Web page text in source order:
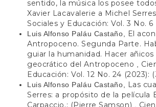
sentido, la música los posee
Xavier Lacavalerie a Michel Serres
Sociales y Educación: Vol. 3 No. 6
Luis Alfonso Paláu Castaño, El
Antropoceno. Segunda Parte.
guiar la humanidad. Hacer
geocrático del Antropoceno ,
Educación: Vol. 12 No. 24 (2023):
Luis Alfonso Paláu Castaño, Las
Serres: a propósito de la película
Carpaccio.: (Pierre Samson) ,